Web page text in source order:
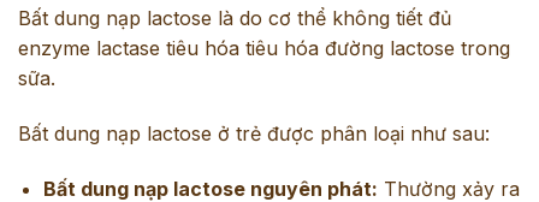
Bất dung nạp lactose là do cơ thể không tiết đủ
enzyme lactase tiêu hóa tiêu hóa đường lactose trong
sữa.
Bất dung nạp lactose ở trẻ được phân loại như sau:
Bất dung nạp lactose nguyên phát: Thường xảy ra